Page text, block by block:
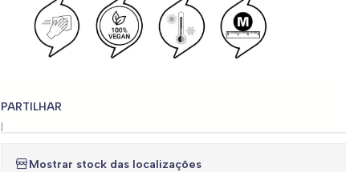
PARTILHAR
|
Mostrar stock das localizações